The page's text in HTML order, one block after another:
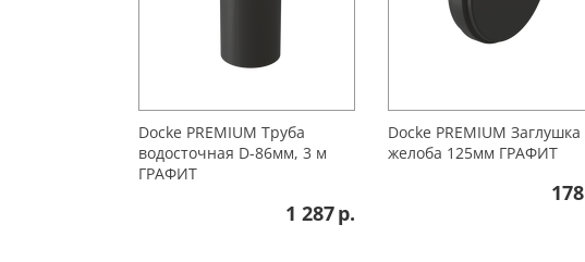
Docke PREMIUМ Труба
водосточная D-86мм, 3 м
ГРАФИТ
1 287р.
Docke PREMIUM Заглушка
желоба 125мм ГРАФИТ
178